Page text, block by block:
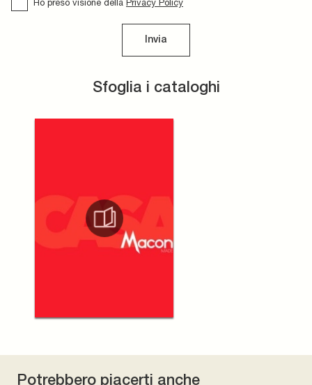
Sfoglia i cataloghi
Ho preso visione della Privacy Policy
Invia
Potrebbero piacerti anche